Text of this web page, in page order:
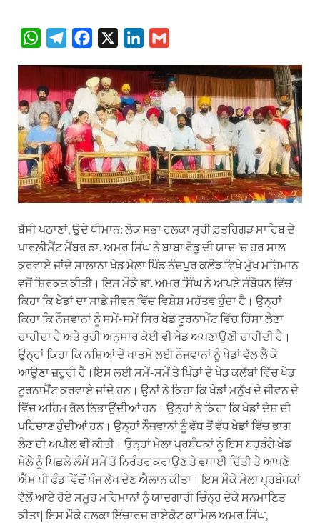
W
t
s
A
p
p
e
g
r
a
m
c
e
b
o
o
k
n
k
e
I
n
a
i
l
ਬੱਸੀ ਪਠਾਣਾਂ, ਉਦੇ ਧੀਮਾਨ: ਲੋਕ ਸਭਾ ਹਲਕਾ ਸ੍ਰੀ ਫ਼ਤਹਿਗੜ ਸਾਹਿਬ ਦੇ
ਪਾਰਲੀਮੈਂਟ ਮੈਂਬਰ ਡਾ. ਅਮਰ ਸਿੰਘ ਨੇ ਬਾਬਾ ਰੋਡੂ ਦੀ ਯਾਦ ’ਚ ਹਰ ਸਾਲ
ਕਰਵਾਏ ਜਾਂਦੇ ਸਾਲਾਨਾ ਖੇਡ ਮੇਲਾ ਪਿੰਡ ਨੰਦਪੁਰ ਕਲੌੜ ਵਿਖੇ ਮੁੱਖ ਮਹਿਮਾਨ
ਵਜੋਂ ਸ਼ਿਰਕਤ ਕੀਤੀ। ਇਸ ਮੌਕੇ ਡਾ. ਅਮਰ ਸਿੰਘ ਨੇ ਆਪਣੇ ਸੰਬੋਧਨ ਵਿੱਚ
ਕਿਹਾ ਕਿ ਖੇਡਾਂ ਦਾ ਸਾਡੇ ਜੀਵਨ ਵਿੱਚ ਵਿਸ਼ੇਸ਼ ਮਹੱਤਵ ਹੁੰਦਾ ਹੈ। ਉਨ੍ਹਾਂ
ਕਿਹਾ ਕਿ ਨੌਜਵਾਨਾਂ ਨੂੰ ਸਮੇਂ-ਸਮੇਂ ਸਿਰ ਖੇਡ ਟੂਰਨਾਮੈਂਟ ਵਿੱਚ ਹਿੱਸਾ ਲੈਣਾ
ਚਾਹੀਦਾ ਹੈ ਅਤੇ ਰੁਚੀ ਅਨੁਸਾਰ ਕੋਈ ਵੀ ਖੇਡ ਅਪਣਾਉਣੀ ਚਾਹੀਦੀ ਹੈ।
ਉਨ੍ਹਾਂ ਕਿਹਾ ਕਿ ਨਸ਼ਿਆਂ ਦੇ ਖਾਤਮੇ ਲਈ ਨੌਜਵਾਨਾਂ ਨੂੰ ਖੇਡਾਂ ਵੱਲ ਲੈ ਕੇ
ਆਉਣਾ ਜ਼ਰੂਰੀ ਹੈ।ਇਸ ਲਈ ਸਮੇਂ-ਸਮੇਂ ਤੇ ਪਿੰਡਾਂ ਦੇ ਖੇਡ ਕਲੱਬਾਂ ਵਿੱਚ ਖੇਡ
ਟੂਰਨਾਮੈਂਟ ਕਰਵਾਏ ਜਾਂਦੇ ਹਨ। ਉਨਾਂ ਨੇ ਕਿਹਾ ਕਿ ਖੇਡਾਂ ਮਨੁੱਖ ਦੇ ਜੀਵਨ ਦੇ
ਵਿੱਚ ਅਹਿਮ ਰੋਲ ਨਿਭਾਉਂਦੀਆਂ ਹਨ। ਉਨ੍ਹਾਂ ਨੇ ਕਿਹਾ ਕਿ ਖੇਡਾਂ ਦੇਸ਼ ਦੀ
ਪਹਿਚਾਣ ਹੁੰਦੀਆਂ ਹਨ। ਉਨ੍ਹਾਂ ਨੌਜਵਾਨਾਂ ਨੂੰ ਵੱਧ ਤੋਂ ਵੱਧ ਖੇਡਾਂ ਵਿੱਚ ਭਾਗ
ਲੈਣ ਦੀ ਅਪੀਲ ਵੀ ਕੀਤੀ। ਉਨ੍ਹਾਂ ਮੇਲਾ ਪ੍ਰਬੰਧਕਾਂ ਨੂੰ ਇਸ ਬਹੁਰੰਗੇ ਖੇਡ
ਮੇਲੇ ਨੂੰ ਪਿਛਲੇ ਲੰਮੇਂ ਸਮੇਂ ਤੋਂ ਨਿਰੰਤਰ ਕਰਾਉਣ ਤੇ ਵਧਾਈ ਦਿੱਤੀ ਤੇ ਆਪਣੇ
ਐਮ ਪੀ ਫੰਡ ਵਿੱਚੋਂ ਪੰਜ ਲੱਖ ਦੇਣ ਐਲਾਨ ਕੀਤਾ। ਇਸ ਮੌਕੇ ਮੇਲਾ ਪ੍ਰਬੰਧਕਾਂ
ਵੱਲੋਂ ਆਏ ਹੋਏ ਸਮੂਹ ਮਹਿਮਾਨਾਂ ਨੂੰ ਯਾਦਗਾਰੀ ਚਿੰਨ੍ਹ ਦੇਕੇ ਸਨਮਾਣਿਤ
ਕੀਤਾ| ਇਸ ਮੌਕੇ ਹਲਕਾ ਇੰਚਾਰਜ ਰਾਏਕੋਟ ਕਾਮਿਲ ਅਮਰ ਸਿੰਘ,